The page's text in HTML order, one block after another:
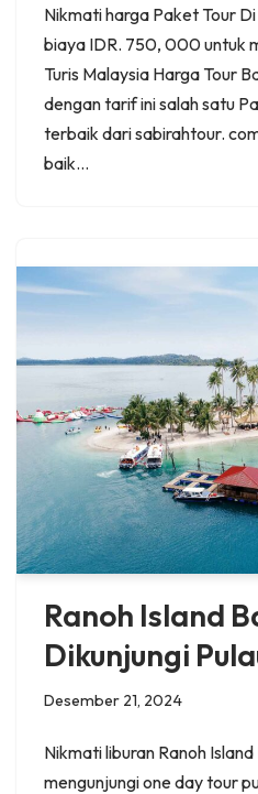
Nikmati harga Paket Tour
biaya IDR. 750, 000 untuk
Turis Malaysia Harga Tour
dengan tarif ini salah satu
terbaik dari sabirahtour.
baik…
Ranoh Island
Dikunjungi
Desember 21, 2024
Nikmati liburan Ranoh
mengunjungi one day tour